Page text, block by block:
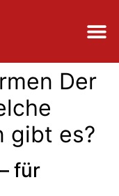
Der
gibt es?
für